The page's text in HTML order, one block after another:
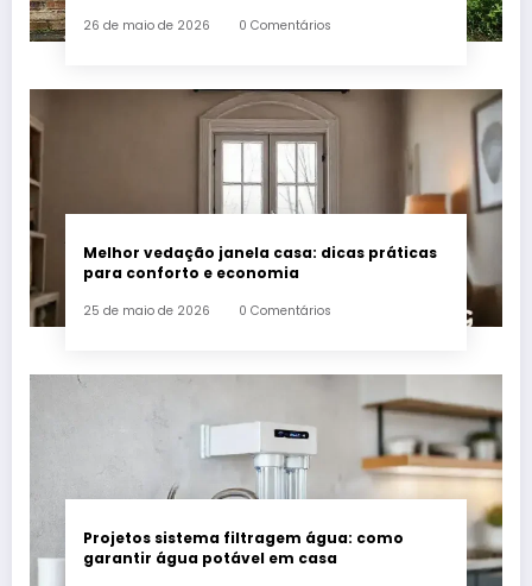
26 de maio de 2026 0 Comentários
Melhor vedação janela casa: dicas práticas
para conforto e economia
25 de maio de 2026 0 Comentários
Projetos sistema filtragem água: como
garantir água potável em casa